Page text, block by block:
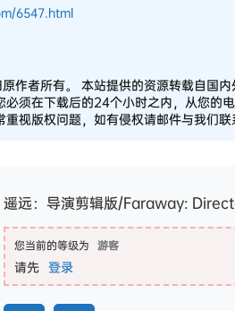
6547.html
作者所有。 本站提供的资源转载自国
须在下载后的24个小时之内，从您的
视版权问题，如有侵权请邮件与我们联
遥远：导演剪辑版/Faraway:
您当前的等级为 游客
请先 登录